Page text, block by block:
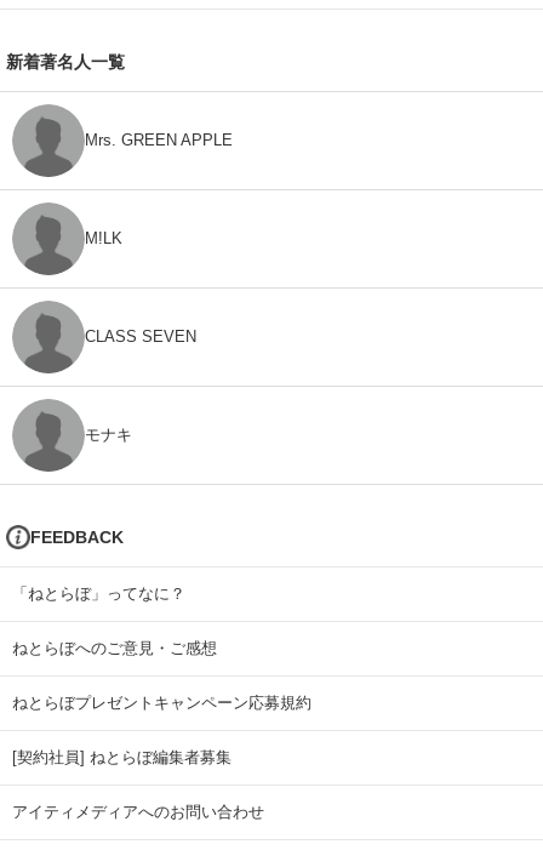
新着著名人一覧
Mrs. GREEN APPLE
M!LK
CLASS SEVEN
モナキ
FEEDBACK
「ねとらぼ」ってなに？
ねとらぼへのご意見・ご感想
ねとらぼプレゼントキャンペーン応募規約
[契約社員] ねとらぼ編集者募集
アイティメディアへのお問い合わせ